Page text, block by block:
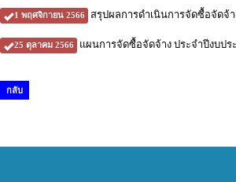
1 พฤศจิกายน 2566 สรุปผลการดำเนินการจัดซื้อจัดจ้
25 ตุลาคม 2566 แผนการจัดซื้อจัดจ้าง ประจำปีงบปร
กลับ